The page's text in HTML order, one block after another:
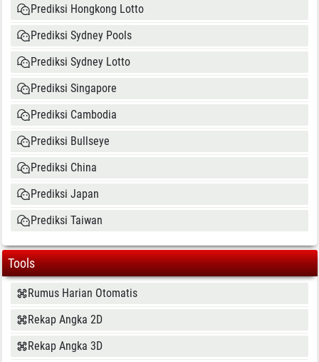
Prediksi Hongkong Lotto
Prediksi Sydney Pools
Prediksi Sydney Lotto
Prediksi Singapore
Prediksi Cambodia
Prediksi Bullseye
Prediksi China
Prediksi Japan
Prediksi Taiwan
Tools
Rumus Harian Otomatis
Rekap Angka 2D
Rekap Angka 3D